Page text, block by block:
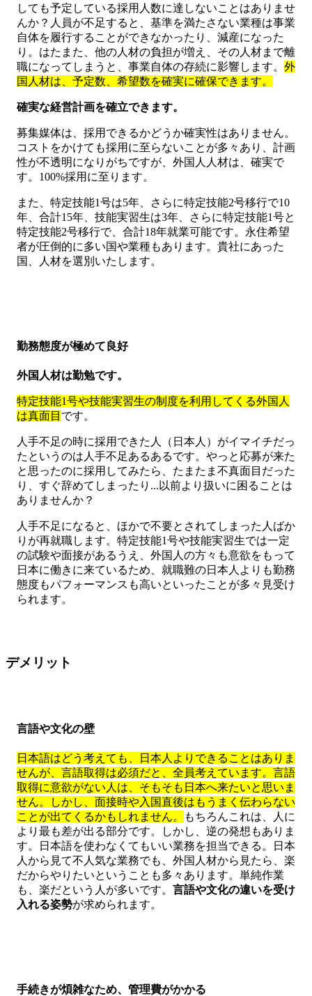
しても予定している採用人数に達しないことはありませ
んか？人員が不足すると、基準を満たさない業種は事業
自体を履行することができなかったり、減産になった
り。はたまた、他の人材の負担が増え、その人材まで離
職になってしまうと、事業自体の存続に影響します。 外
国人材は、予定数、希望数を確実に確保できます。
確実な経営計画を確立できます。
募集媒体は、採用できるかどうか確実性はありません。
コストをかけても採用に至らないことが多々あり、計画
性が不透明になりがちですが、外国人人材は、確実で
す。100%採用に至ります。
また、特定技能1号は5年、さらに特定技能2号移行で10
年、合計15年、技能実習生は3年、さらに特定技能1号と
特定技能2号移行で、合計18年就業可能です。永住希望
者が圧倒的に多い国や業種もあります。貴社にあった
国、人材を選別いたします。
勤務態度が極めて良好
外国人材は勤勉です。
特定技能1号や技能実習生の制度を利用してくる外国人
は真面目 です。
人手不足の時に採用できた人（日本人）がイマイチだっ
たというのは人手不足あるあるです。やっと応募が来た
と思ったのに採用してみたら、たまたま不真面目だった
り、すぐ辞めてしまったり...以前より扱いに困ることは
ありませんか？
人手不足になると、ほかで不要とされてしまった人ばか
りが再就職します。特定技能1号や技能実習生では一定
の試験や面接があるうえ、外国人の方々も意欲をもって
日本に働きに来ているため、就職難の日本人よりも勤務
態度もパフォーマンスも高いといったことが多々見受け
られます。
デメリット
言語や文化の壁
日本語はどう考えても、日本人よりできることはありま
せんが、言語取得は必須だと、全員考えています。言語
取得に意欲がない人は、そもそも日本へ来たいと思いま
せん。しかし、面接時や入国直後はもうまく伝わらない
ことが出てくるかもしれません。
もちろんこれは、人に
より最も差が出る部分です。しかし、逆の発想もありま
す。日本語を使わなくてもいい業務を担当できる。日本
人から見て不人気な業務でも、外国人材から見たら、楽
だからやりたいということも多々あります。単純作業
も、楽だという人が多いです。 言語や文化の違いを受け
入れる姿勢が求められます。
手続きが煩雑なため、管理費がかかる